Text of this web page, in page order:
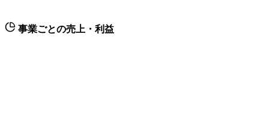
事業ごとの売上・利益